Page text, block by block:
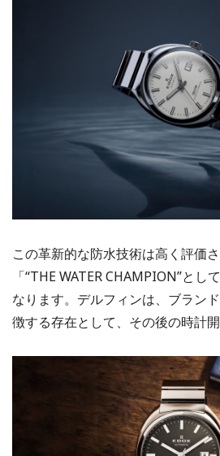
この革新的な防水技術は高く評価
「“THE WATER CHAMPION”とし
なります。デルフィンは、ブラン
徴する存在として、その後の時計